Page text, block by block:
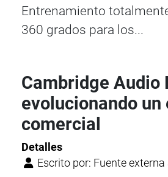
Entrenamiento
360 grados para los...
Cambridge Audio
evolucionando un
comercial
Detalles
Escrito por: Fuente